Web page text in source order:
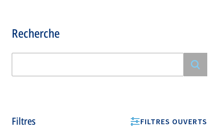
Recherche
Filtres
FILTRES OUVERTS